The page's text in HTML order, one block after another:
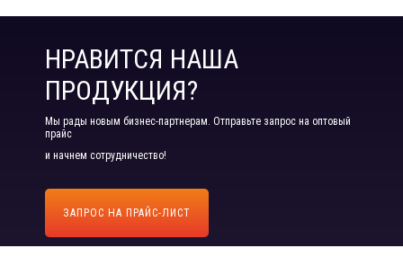
НРАВИТСЯ НАША
ПРОДУКЦИЯ?
Мы рады новым бизнес-партнерам. Отправьте запрос на оптовый
прайс
и начнем сотрудничество!
ЗАПРОС НА ПРАЙС-ЛИСТ